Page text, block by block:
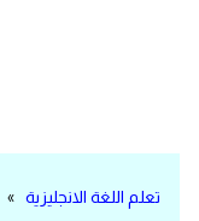
تعلم اللغة الانجليزية »